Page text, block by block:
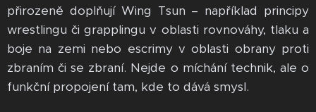
přirozeně doplňují Wing Tsun – například principy
wrestlingu či grapplingu v oblasti rovnováhy, tlaku a
boje na zemi nebo escrimy v oblasti obrany proti
zbraním či se zbraní. Nejde o míchání technik, ale o
funkční propojení tam, kde to dává smysl.